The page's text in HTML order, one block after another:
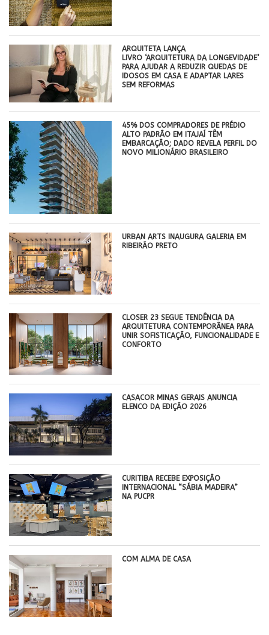
ARQUITETA LANÇA
LIVRO ‘ARQUITETURA DA LONGEVIDADE’
PARA AJUDAR A REDUZIR QUEDAS DE
IDOSOS EM CASA E ADAPTAR LARES
SEM REFORMAS
45% DOS COMPRADORES DE PRÉDIO
ALTO PADRÃO EM ITAJAÍ TÊM
EMBARCAÇÃO; DADO REVELA PERFIL DO
NOVO MILIONÁRIO BRASILEIRO
​URBAN ARTS INAUGURA GALERIA EM
RIBEIRÃO PRETO
CLOSER 23 SEGUE TENDÊNCIA DA
ARQUITETURA CONTEMPORÂNEA PARA
UNIR SOFISTICAÇÃO, FUNCIONALIDADE E
CONFORTO
CASACOR MINAS GERAIS ANUNCIA
ELENCO DA EDIÇÃO 2026
CURITIBA RECEBE EXPOSIÇÃO
INTERNACIONAL “SÁBIA MADEIRA”
NA PUCPR
COM ALMA DE CASA